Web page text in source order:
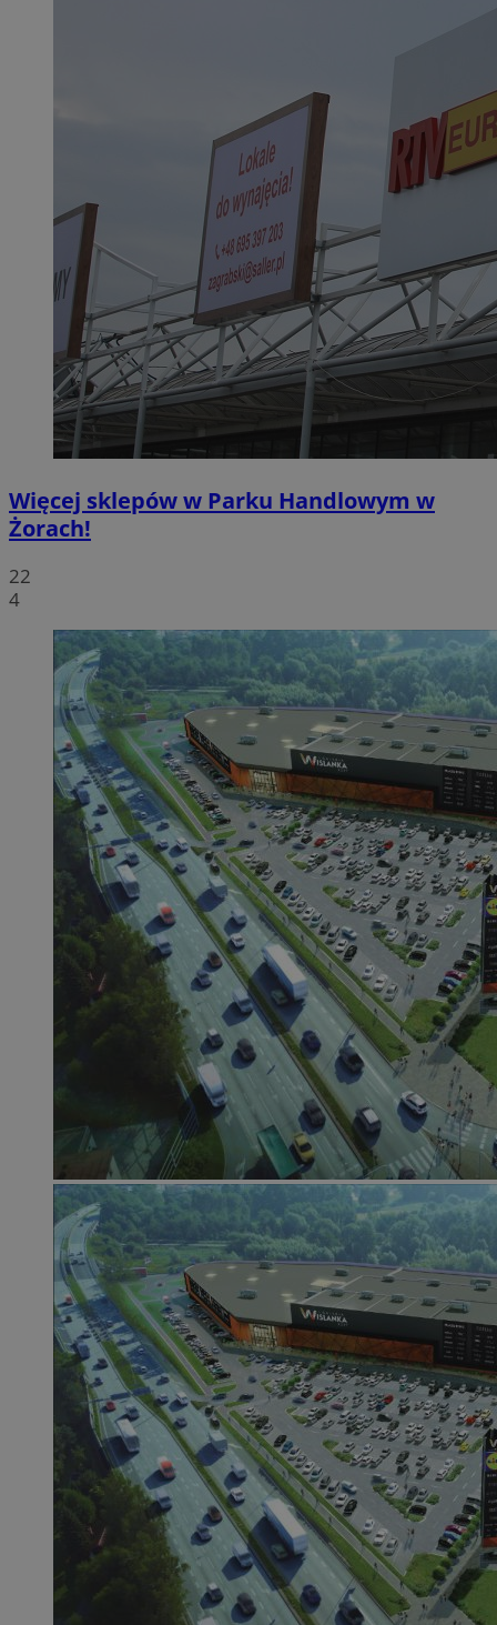
Więcej sklepów w Parku Handlowym w
Żorach!
22
4